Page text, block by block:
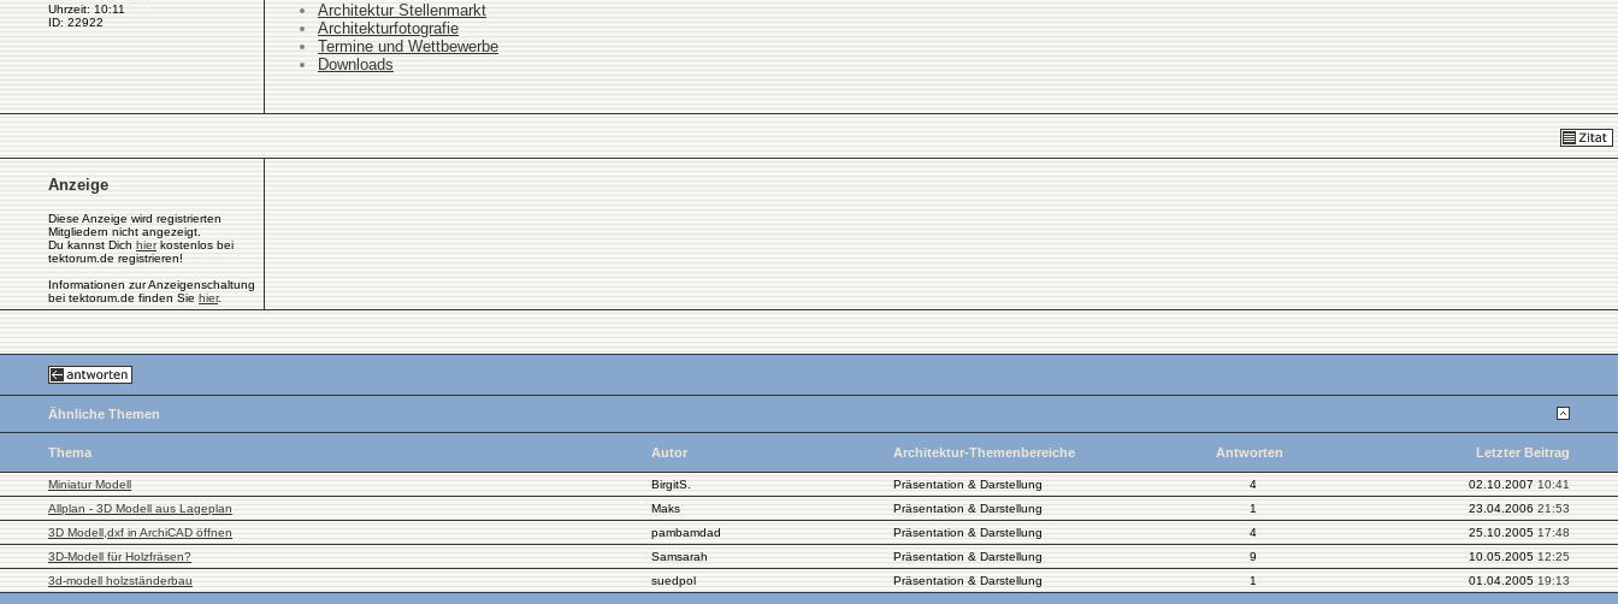
Uhrzeit: 10:11
ID: 22922
Architektur Stellenmarkt
Architekturfotografie
Termine und Wettbewerbe
Downloads
Anzeige
Diese Anzeige wird registrierten
Mitgliedern nicht angezeigt.
Du kannst Dich hierkostenlos bei
tektorum.de registrieren!
Informationen zur Anzeigenschaltung
bei tektorum.de finden Sie hier.
Ähnliche Themen
Thema Autor Architektur-Themenbereiche Antworten Letzter Beitrag
Miniatur Modell BirgitS. Präsentation & Darstellung 4 02.10.2007 10:41
Allplan - 3D Modell aus Lageplan
Maks Präsentation & Darstellung 1 23.04.2006 21:53
3D Modell,dxf in ArchiCAD öffnen
pambamdad Präsentation & Darstellung 4 25.10.2005 17:48
3D-Modell für Holzfräsen?
Samsarah Präsentation & Darstellung 9 10.05.2005 12:25
3d-modell holzständerbau
suedpol Präsentation & Darstellung 1 01.04.2005 19:13